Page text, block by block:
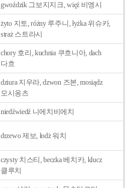
gwoździk 그보지지크, więź 비엥시
żyto 지토, różny 루주니, łyżka 위슈카,
straż 스트라시
chory 호리, kuchnia 쿠흐니아, dach
다흐
dziura 지우라, dzwon 즈본, mosiądz
모시옹츠
niedźwiedź 니에치비에치
drzewo 제보, łodż 워치
czysty 치스티, beczka 베치카, klucz
클루치